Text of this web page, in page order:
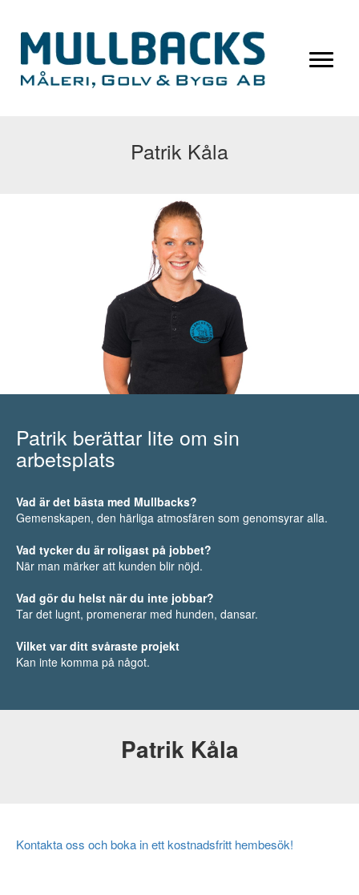
Patrik Kåla
Patrik berättar lite om sin
arbetsplats
Vad är det bästa med Mullbacks?
Gemenskapen, den härliga atmosfären som genomsyrar alla.
Vad tycker du är roligast på jobbet?
När man märker att kunden blir nöjd.
Vad gör du helst när du inte jobbar?
Tar det lugnt, promenerar med hunden, dansar.
Vilket var ditt svåraste projekt
Kan inte komma på något.
Patrik Kåla
Kontakta oss och boka in ett kostnadsfritt hembesök!